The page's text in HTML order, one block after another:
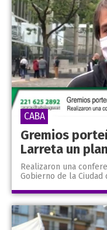
Gremios
Larreta un
Realizaron una
Gobierno de la Ciudad
CABA